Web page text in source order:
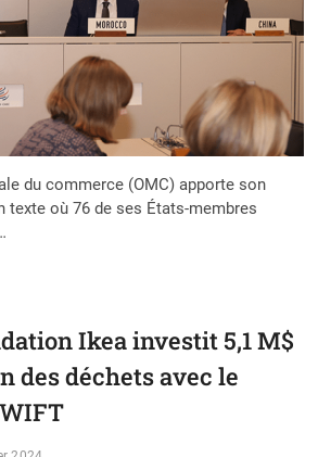
du commerce (OMC) apporte son
texte où 76 de ses États-membres
Ikea investit 5,1 M$
des déchets avec le